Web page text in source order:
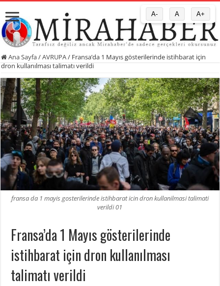
Ana Sayfa/AVRUPA/ Fransa’da 1 Mayıs gösterilerinde istihbarat için
dron kullanılması talimatı verildi
fransa da 1 mayis gosterilerinde istihbarat icin dron kullanilmasi talimati
verildi 01
Fransa’da 1 Mayıs gösterilerinde
istihbarat için dron kullanılması
talimatı verildi
A- A A+